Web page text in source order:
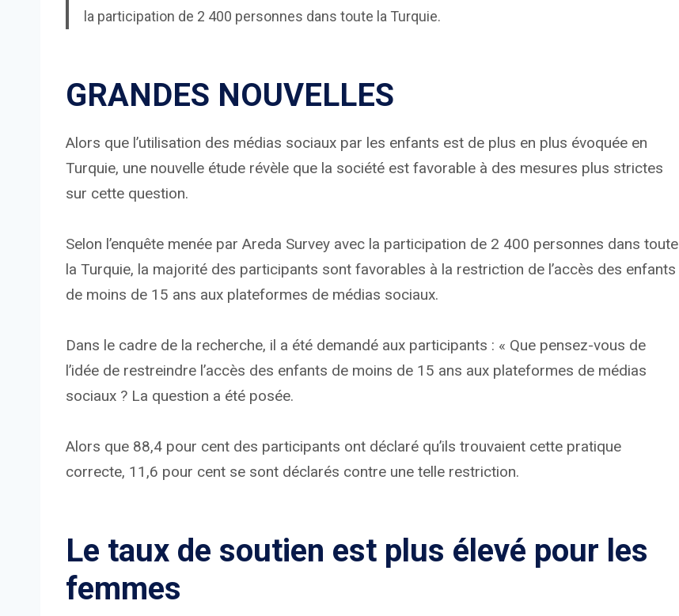
la participation de 2 400 personnes dans toute la Turquie.
GRANDES NOUVELLES
Alors que l’utilisation des médias sociaux par les enfants est de plus en plus évoquée en
Turquie, une nouvelle étude révèle que la société est favorable à des mesures plus strictes
sur cette question.
Selon l’enquête menée par Areda Survey avec la participation de 2 400 personnes dans toute
la Turquie, la majorité des participants sont favorables à la restriction de l’accès des enfants
de moins de 15 ans aux plateformes de médias sociaux.
Dans le cadre de la recherche, il a été demandé aux participants : « Que pensez-vous de
l’idée de restreindre l’accès des enfants de moins de 15 ans aux plateformes de médias
sociaux ? La question a été posée.
Alors que 88,4 pour cent des participants ont déclaré qu’ils trouvaient cette pratique
correcte, 11,6 pour cent se sont déclarés contre une telle restriction.
Le taux de soutien est plus élevé pour les
femmes